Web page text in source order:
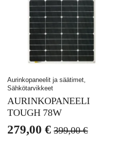
Aurinkopaneelit ja säätimet,
Sähkötarvikkeet
AURINKOPANEELI
TOUGH 78W
399,00€
Alkuperäinen
279,00€
Nykyinen